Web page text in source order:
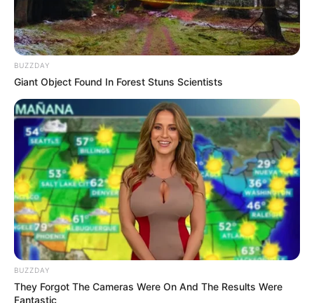
10 Desain Kanopi Tempat
Tidur, Serasa Beristirahat di
Kamar Raja
Tampil Lebih Modern, 7 Potret
Hasil Renovasi Rumah Berusia
90 Tahun
BUZZDAY
Giant Object Found In Forest Stuns Scientists
BUZZDAY
They Forgot The Cameras Were On And The Results Were
Fantastic